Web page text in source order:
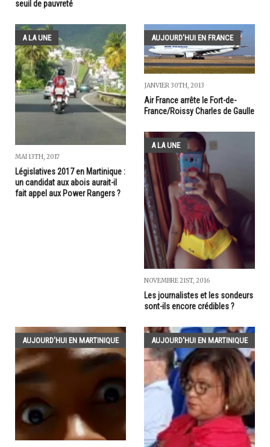
seuil de pauvreté
A LA UNE
MAI 13TH, 2017
Législatives 2017 en Martinique :
un candidat aux abois aurait-il
fait appel aux Power Rangers ?
AUJOURD'HUI EN FRANCE
JANVIER 30TH, 2013
Air France arrête le Fort-de-
France/Roissy Charles de Gaulle
A LA UNE
NOVEMBRE 21ST, 2016
Les journalistes et les sondeurs
sont-ils encore crédibles ?
AUJOURD'HUI EN MARTINIQUE AUJOURD'HUI EN MARTINIQUE